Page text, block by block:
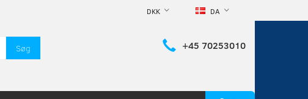
DA
DKK
Søg +45 70253010